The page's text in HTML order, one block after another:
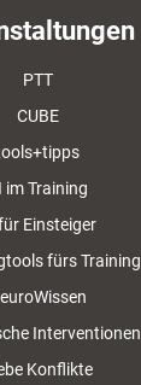
PTT
CUBE
im Training
Einsteiger
fürs Training
Interventionen
Konflikte